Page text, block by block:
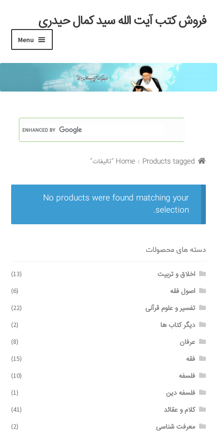
Skip
to
Skip
to
فروش کتب آیت الله سید کمال حیدری
Menu
خانه
#97 (بدون عنوان)
Checkout
My account
Search Results
Shop
برگه نمونه
بلاگ
پرداخت
تماس با ما
ثبت شکایات
حساب کاربری من
درباره ما
Home Products tagged “تالیفات”
No products were found matching your
selection.
دسته های محصولات
اخلاق و تربیت (13)
اصول فقه (6)
تفسیر و علوم قرآنی (22)
دیگر کتاب ها (2)
عرفان (8)
فقه (15)
فلسفه (10)
فلسفه دین (1)
کلام و عقائد (41)
معرفت شناسی (2)